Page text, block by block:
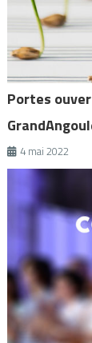
Portes
4 mai 2022